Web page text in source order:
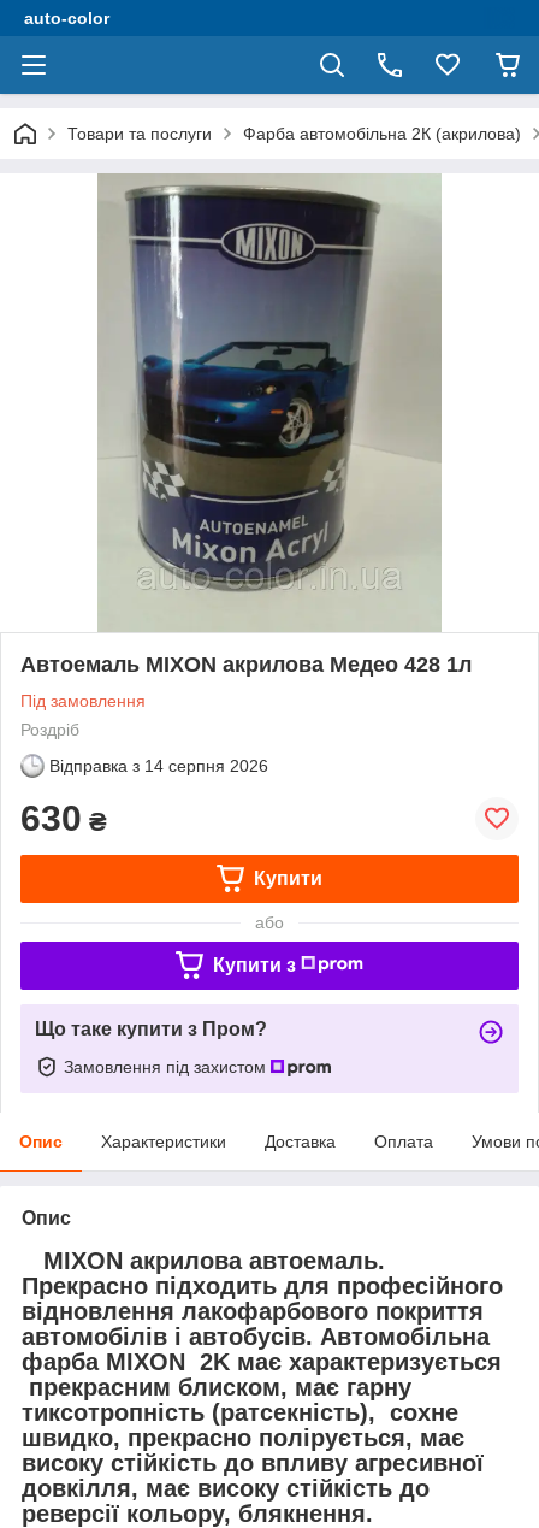
auto-color
Товари та послуги Фарба автомобільна 2К (акрилова)
Автоемаль MIXON акрилова Медео 428 1л
Під замовлення
Роздріб
Відправка з 14 серпня 2026
630 ₴
Купити
або
Купити з
Що таке купити з Пром?
Замовлення під захистом
Опис Характеристики Доставка Оплата Умови
Опис
MIXON акрилова автоемаль.
Прекрасно підходить для професійного
відновлення лакофарбового покриття
автомобілів і автобусів. Автомобільна
фарба MIXON 2K має характеризується
прекрасним блиском, має гарну
тиксотропність (ратсекність), сохне
швидко, прекрасно полірується, має
високу стійкість до впливу агресивної
довкілля, має високу стійкість до
реверсії кольору, блякнення.